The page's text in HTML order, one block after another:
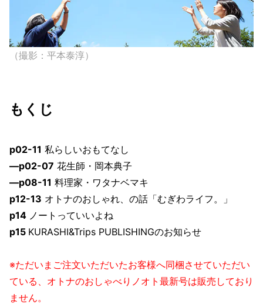
（撮影：平本泰淳）
もくじ
p02-11 私らしいおもてなし
—p02-07 花生師・岡本典子
—p08-11 料理家・ワタナベマキ
p12-13 オトナのおしゃれ、の話「むぎわライフ。」
p14 ノートっていいよね
p15 KURASHI&Trips PUBLISHINGのお知らせ
※ただいまご注文いただいたお客様へ同梱させていただい
ている、オトナのおしゃべりノオト最新号は販売しており
ません。